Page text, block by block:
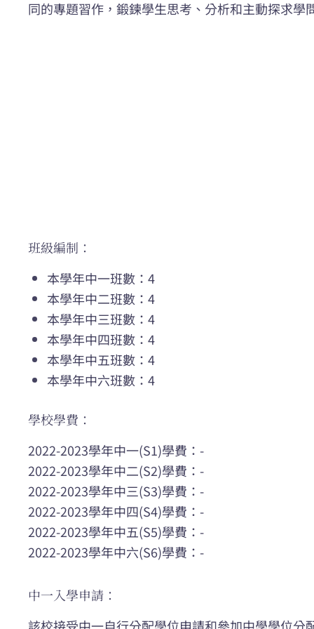
同的專題習作，鍛鍊學生思考、分析和主動探求學
班級編制：
本學年中一班數：4
本學年中二班數：4
本學年中三班數：4
本學年中四班數：4
本學年中五班數：4
本學年中六班數：4
學校學費：
2022-2023學年中一(S1)學費：-
2022-2023學年中二(S2)學費：-
2022-2023學年中三(S3)學費：-
2022-2023學年中四(S4)學費：-
2022-2023學年中五(S5)學費：-
2022-2023學年中六(S6)學費：-
中一入學申請：
該校接受中一自行分配學位申請和參加中學學位分